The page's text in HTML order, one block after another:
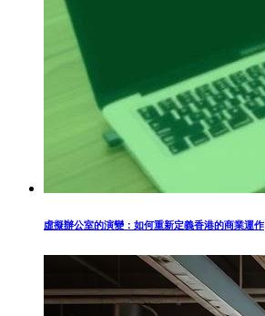
虛擬辦公室的演變：如何重新定義香港的商業運作